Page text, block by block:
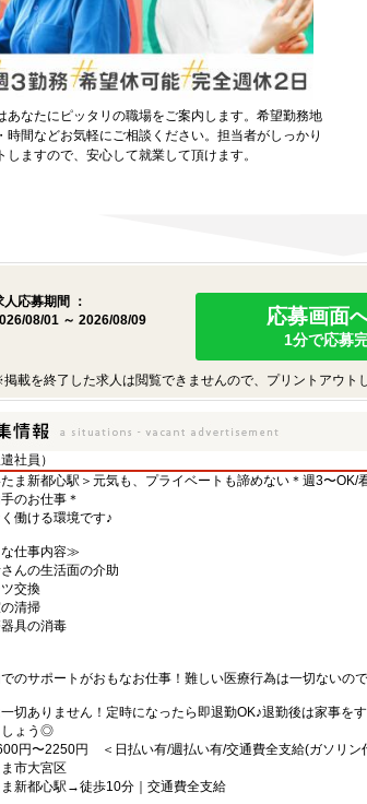
あなたにピッタリの職場をご案内します。希望勤務地
時間などお気軽にご相談ください。担当者がしっかり
しますので、安心して就業して頂けます。
人応募期間 ：
08/01 ～ 2026/08/09
応募画面
1分で応募
載を終了した求人は閲覧できませんので、プリントアウト
社員）
たま新都心駅＞元気も、プライベートも諦めない＊週3〜OK/
のお仕事＊
働ける環境です♪
仕事内容≫
さんの生活面の介助
ツ交換
の清掃
器具の消毒
のサポートがおもなお仕事！難しい医療行為は一切ないの
切ありません！定時になったら即退勤OK♪退勤後は家事を
しょう◎
円〜2250円 ＜日払い有/週払い有/交通費全支給(ガソリン
市大宮区
ま新都心駅→徒歩10分｜交通費全支給